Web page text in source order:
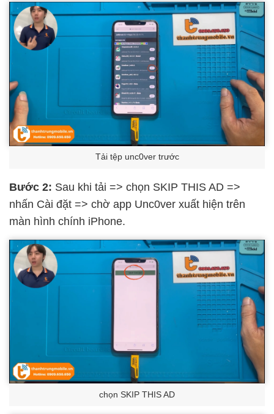
Tải tệp unc0ver trước
Bước 2: Sau khi tải => chọn SKIP THIS AD =>
nhấn Cài đặt => chờ app Unc0ver xuất hiện trên
màn hình chính iPhone.
chọn SKIP THIS AD